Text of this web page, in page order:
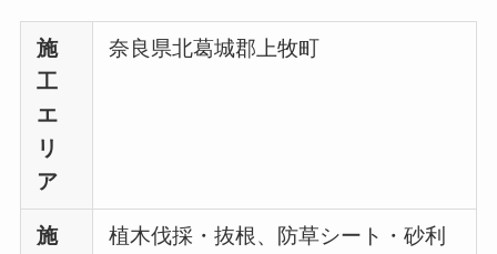
施
工
エ
リ
ア
奈良県北葛城郡上牧町
施
植木伐採・抜根、防草シート・砂利